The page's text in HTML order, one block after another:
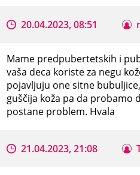
20.04.2023, 08:51
Mame predpubertetskih i
vaša deca koriste za negu
pojavljuju one sitne
guščija koža pa da probamo
postane problem. Hvala
21.04.2023, 21:08